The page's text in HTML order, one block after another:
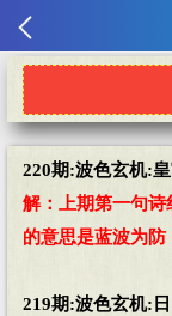
220期:波色玄机:
解：上期第一句
的意思是蓝波为
219期:波色玄机: